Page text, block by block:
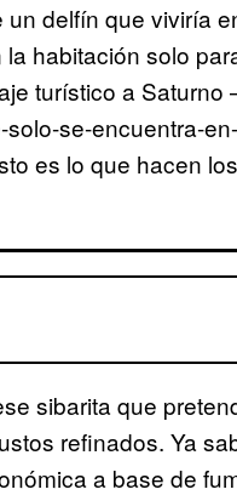
delfín que viviría
habitación solo
turístico a
se-encuentra-
es lo que hacen
sibarita que
refinados. Ya
a base de